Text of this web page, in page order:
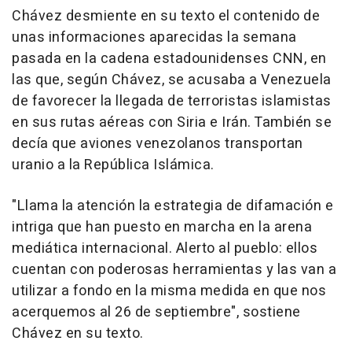
Chávez desmiente en su texto el contenido de
unas informaciones aparecidas la semana
pasada en la cadena estadounidenses CNN, en
las que, según Chávez, se acusaba a Venezuela
de favorecer la llegada de terroristas islamistas
en sus rutas aéreas con Siria e Irán. También se
decía que aviones venezolanos transportan
uranio a la República Islámica.
"Llama la atención la estrategia de difamación e
intriga que han puesto en marcha en la arena
mediática internacional. Alerto al pueblo: ellos
cuentan con poderosas herramientas y las van a
utilizar a fondo en la misma medida en que nos
acerquemos al 26 de septiembre", sostiene
Chávez en su texto.